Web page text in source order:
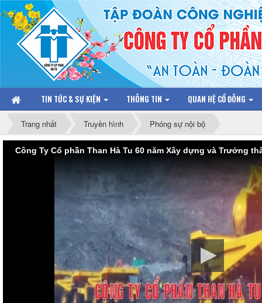
TIN TỨC & SỰ KIỆN THÔNG TIN QUAN HỆ CỔ ĐÔNG
Trang nhất Truyền hình Phóng sự nội bộ
Công Ty Cổ phần Than Hà Tu 60 năm Xây dựng và Trưởng